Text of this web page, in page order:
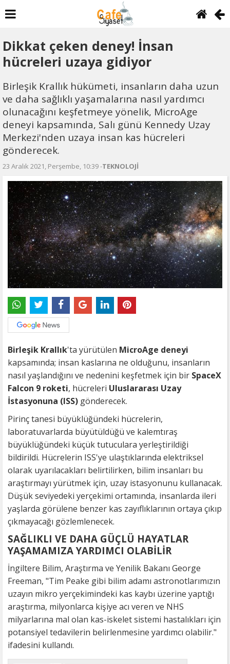
Dikkat çeken deney! İnsan
hücreleri uzaya gidiyor
Birleşik Krallık hükümeti, insanların daha uzun
ve daha sağlıklı yaşamalarına nasıl yardımcı
olunacağını keşfetmeye yönelik, MicroAge
deneyi kapsamında, Salı günü Kennedy Uzay
Merkezi'nden uzaya insan kas hücreleri
gönderecek.
23 Aralık 2021, Perşembe, 10:39 -TEKNOLOJİ
Birleşik Krallık'ta yürütülen MicroAge deneyi
kapsamında; insan kaslarına ne olduğunu, insanların
nasıl yaşlandığını ve nedenini keşfetmek için bir SpaceX
Falcon 9 roketi, hücreleri Uluslararası Uzay
İstasyonuna (ISS) gönderecek.
Pirinç tanesi büyüklüğündeki hücrelerin,
laboratuvarlarda büyütüldüğü ve kalemtıraş
büyüklüğündeki küçük tutuculara yerleştirildiği
bildirildi. Hücrelerin ISS'ye ulaştıklarında elektriksel
olarak uyarılacakları belirtilirken, bilim insanları bu
araştırmayı yürütmek için, uzay istasyonunu kullanacak.
Düşük seviyedeki yerçekimi ortamında, insanlarda ileri
yaşlarda görülene benzer kas zayıflıklarının ortaya çıkıp
çıkmayacağı gözlemlenecek.
SAĞLIKLI VE DAHA GÜÇLÜ HAYATLAR
YAŞAMAMIZA YARDIMCI OLABİLİR
İngiltere Bilim, Araştırma ve Yenilik Bakanı George
Freeman, "Tim Peake gibi bilim adamı astronotlarımızın
uzayın mikro yerçekimindeki kas kaybı üzerine yaptığı
araştırma, milyonlarca kişiye acı veren ve NHS
milyarlarına mal olan kas-iskelet sistemi hastalıkları için
potansiyel tedavilerin belirlenmesine yardımcı olabilir."
ifadesini kullandı.